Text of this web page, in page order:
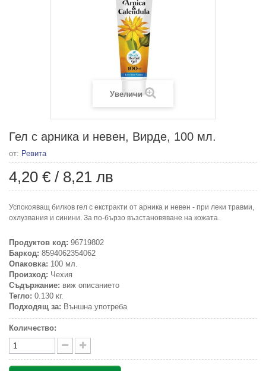
Увеличи
Гел с арника и невен, Вирде, 100 мл.
от: Ревита
4,20 € / 8,21 лв
Успокояващ билков гел с екстракти от арника и невен - при леки травми,
охлузвания и синини. За по-бързо възстановяване на кожата.
Продуктов код: 96719802
Баркод: 8594062354062
Опаковка: 100 мл.
Произход: Чехия
Съдържание: виж описанието
Тегло: 0.130 кг.
Подходящ за: Външна употреба
Количество: